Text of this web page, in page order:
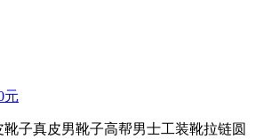
元
子真皮男靴子高帮男士工装靴拉链圆